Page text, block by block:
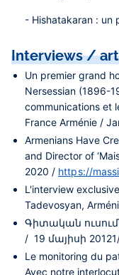
- Hishatakaran : un
Interviews /
Un premier grand
Nersessian (1896-
communications et
France Arménie /
Armenians Have
and Director of
2020 / https://
L'interview
Tadevosyan,
Գիտական
/ 19 մայիսի
Le monitoring du
Avec notre